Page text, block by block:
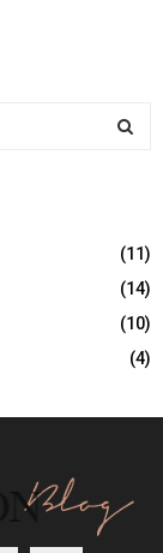
A
R
H
(11)
(14)
(10)
(4)